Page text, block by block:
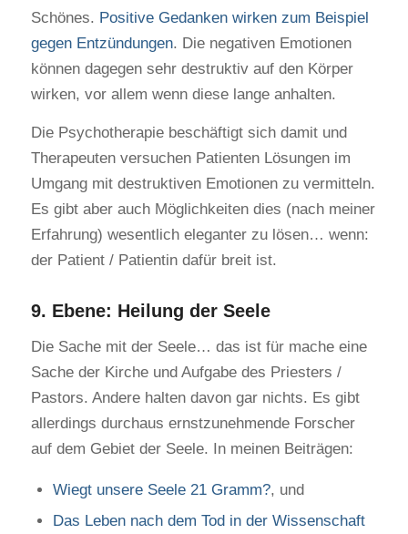
Schönes. Positive Gedanken wirken zum Beispiel
gegen Entzündungen. Die negativen Emotionen
können dagegen sehr destruktiv auf den Körper
wirken, vor allem wenn diese lange anhalten.
Die Psychotherapie beschäftigt sich damit und
Therapeuten versuchen Patienten Lösungen im
Umgang mit destruktiven Emotionen zu vermitteln.
Es gibt aber auch Möglichkeiten dies (nach meiner
Erfahrung) wesentlich eleganter zu lösen… wenn:
der Patient / Patientin dafür breit ist.
9. Ebene: Heilung der Seele
Die Sache mit der Seele… das ist für mache eine
Sache der Kirche und Aufgabe des Priesters /
Pastors. Andere halten davon gar nichts. Es gibt
allerdings durchaus ernstzunehmende Forscher
auf dem Gebiet der Seele. In meinen Beiträgen:
Wiegt unsere Seele 21 Gramm?, und
Das Leben nach dem Tod in der Wissenschaft